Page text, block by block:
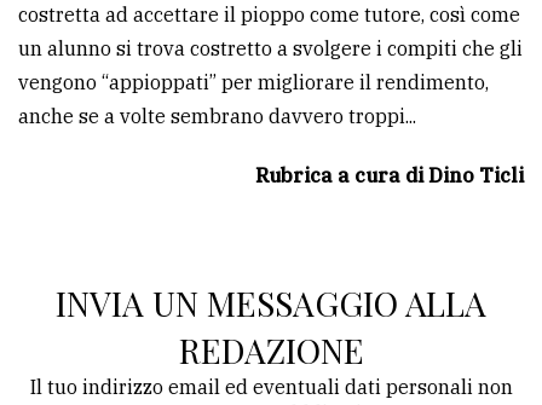
policy
policy
costretta ad accettare il pioppo come tutore, così come
un alunno si trova costretto a svolgere i compiti che gli
vengono “appioppati” per migliorare il rendimento,
anche se a volte sembrano davvero troppi...
Rubrica a cura di Dino Ticli
INVIA UN MESSAGGIO ALLA
REDAZIONE
Il tuo indirizzo email ed eventuali dati personali non